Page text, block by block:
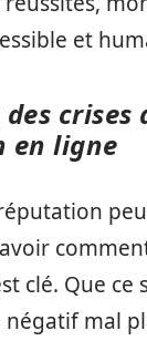
et
crises
en ligne
clé. Que ce
mal